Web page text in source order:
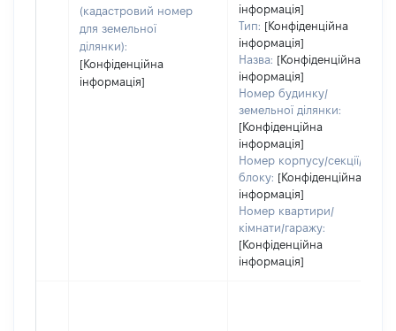
(кадастровий номер
для земельної
ділянки):
[Конфіденційна
інформація]
інформація]
Тип: [Конфіденційна
інформація]
Назва: [Конфіденційна
інформація]
Номер будинку/
земельної ділянки:
[Конфіденційна
інформація]
Номер корпусу/секції/
блоку: [Конфіденційна
інформація]
Номер квартири/
кімнати/гаражу:
[Конфіденційна
інформація]